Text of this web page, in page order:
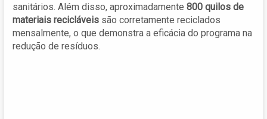
sanitários. Além disso, aproximadamente 800 quilos de
materiais recicláveis são corretamente reciclados
mensalmente, o que demonstra a eficácia do programa na
redução de resíduos.